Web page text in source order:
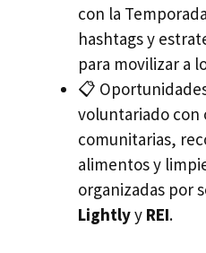
con la
hashtags y
para movilizar a
📋
voluntariado con
comunitarias,
alimentos y
organizadas por
Lightlyy REI.